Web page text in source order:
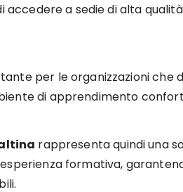
accedere a sedie di alta
per le organizzazioni che
di apprendimento
rappresenta quindi una
formativa,